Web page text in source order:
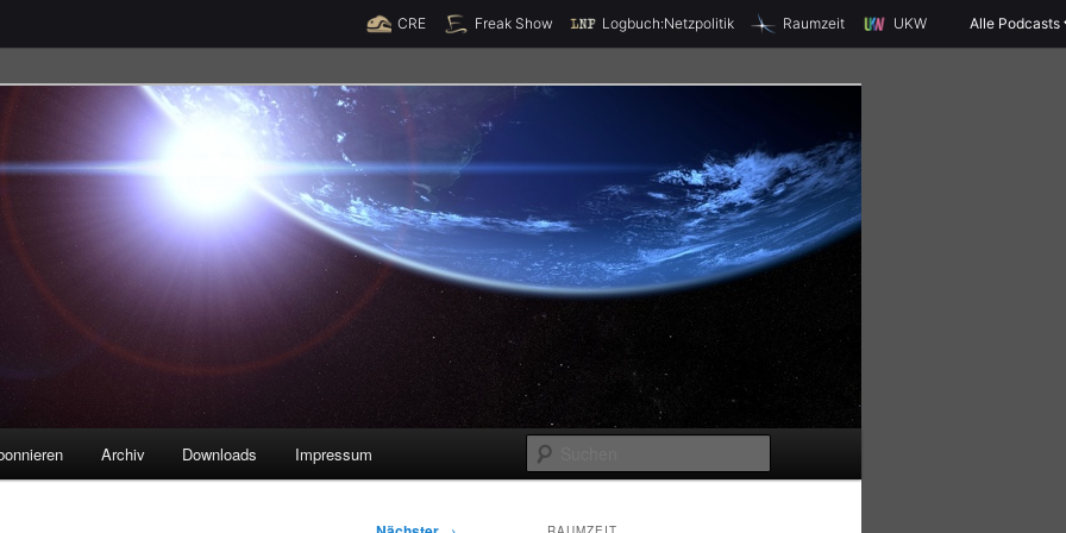
Spende jetzt!
CRE Freak Show Logbuch:Netzpolitik Raumzeit UKW Alle Podcasts
u
Archiv Downloads Impressum